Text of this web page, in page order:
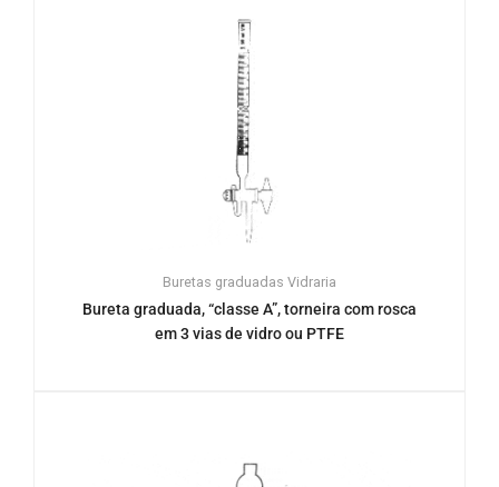
Buretas graduadas Vidraria
Bureta graduada, “classe A”, torneira com rosca
em 3 vias de vidro ou PTFE